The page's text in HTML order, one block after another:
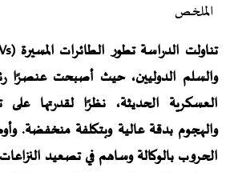
الملخص
والسلم الدوليين، حيث أصبحت عنصرًا
العسكرية الحديثة، نظرًا لقدرتها على
والهجوم بدقة عالية وبتكلفة منخفضة.
الحروب بالوكالة وساهم في تصعيد